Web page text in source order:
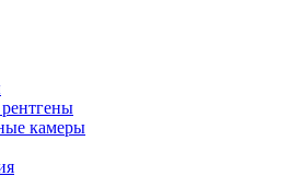
камеры